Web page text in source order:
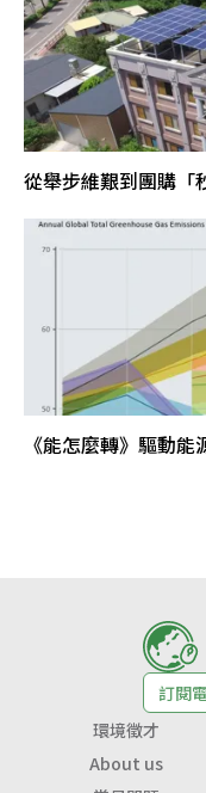
從舉步維艱到團購「
《能怎麼轉》驅動
訂閱
環境徵才
About us